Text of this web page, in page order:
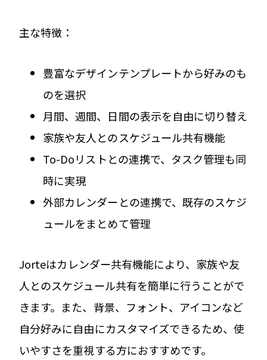
主な特徴：
豊富なデザインテンプレートから好みのも
のを選択
月間、週間、日間の表示を自由に切り替え
家族や友人とのスケジュール共有機能
To-Doリストとの連携で、タスク管理も同
時に実現
外部カレンダーとの連携で、既存のスケジ
ュールをまとめて管理
Jorteはカレンダー共有機能により、家族や友
人とのスケジュール共有を簡単に行うことがで
きます。また、背景、フォント、アイコンなど
自分好みに自由にカスタマイズできるため、使
いやすさを重視する方におすすめです。